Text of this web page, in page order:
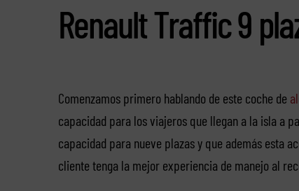
Renault Traffic 9
Comenzamos primero hablando de este coche de
capacidad para los viajeros que llegan a la isla a
capacidad para nueve plazas y que además esta
cliente tenga la mejor experiencia de manejo al